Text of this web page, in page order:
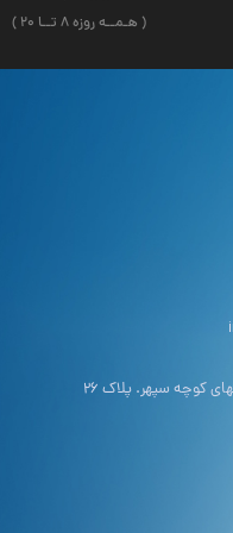
( هـمــه روزه ۸ تــا ۲۰ )
کوچه سپهر. پلاک ۲۶